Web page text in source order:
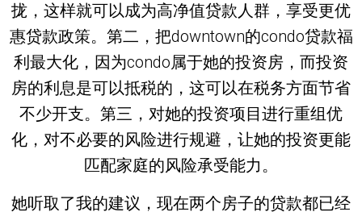
拢，这样就可以成为高净值贷款人群，享受更优
惠贷款政策。第二，把downtown的condo贷款福
利最大化，因为condo属于她的投资房，而投资
房的利息是可以抵税的，这可以在税务方面节省
不少开支。第三，对她的投资项目进行重组优
化，对不必要的风险进行规避，让她的投资更能
匹配家庭的风险承受能力。
她听取了我的建议，现在两个房子的贷款都已经